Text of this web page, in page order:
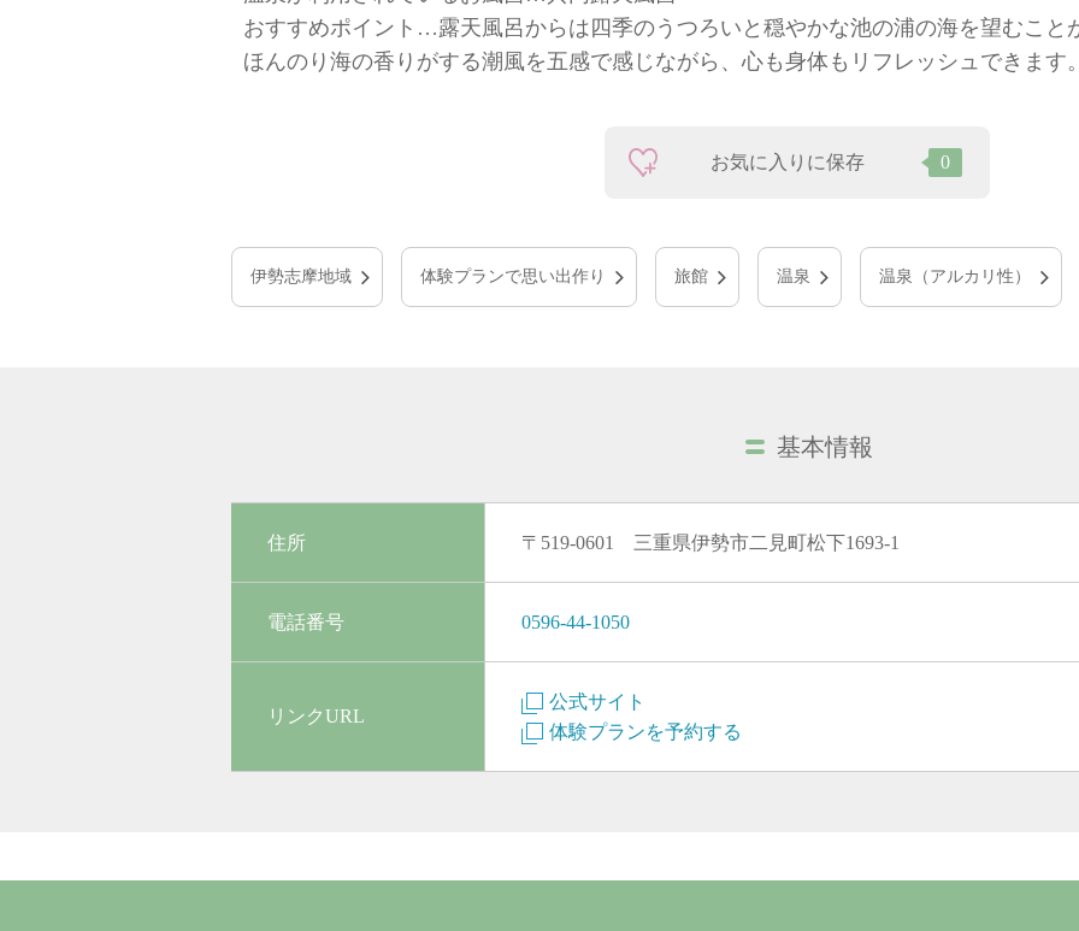
おすすめポイント…露天風呂からは四季のうつろいと穏やかな池の浦の海を望むこと
ほんのり海の香りがする潮風を五感で感じながら、心も身体もリフレッシュできます。
お気に入りに保存 0
伊勢志摩地域 体験プランで思い出作り 旅館 温泉 温泉（アルカリ性）
基本情報
住所 〒519-0601 三重県伊勢市二見町松下1693-1
電話番号 0596-44-1050
リンクURL
公式サイト
体験プランを予約する